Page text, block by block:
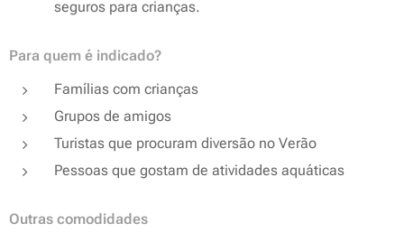
seguros para crianças.
Para quem é indicado?
Famílias com crianças
Grupos de amigos
Turistas que procuram diversão no Verão
Pessoas que gostam de atividades aquáticas
Outras comodidades